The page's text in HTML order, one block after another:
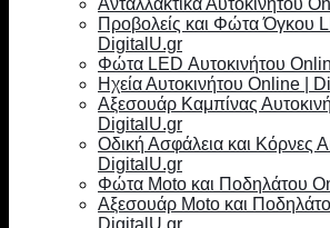
Ανταλλακτικά Αυτοκινήτου
Προβολείς και Φώτα Όγκου
DigitalU.gr
Φώτα LED Αυτοκινήτου
Ηχεία Αυτοκινήτου Online |
Αξεσουάρ Καμπίνας
DigitalU.gr
Οδική Ασφάλεια και Κόρνες
DigitalU.gr
Φώτα Moto και Ποδηλάτου
Αξεσουάρ Moto και